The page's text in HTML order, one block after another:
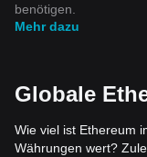
benötigen.
Mehr dazu
Globale
Wie viel ist Ethereum
Währungen wert?